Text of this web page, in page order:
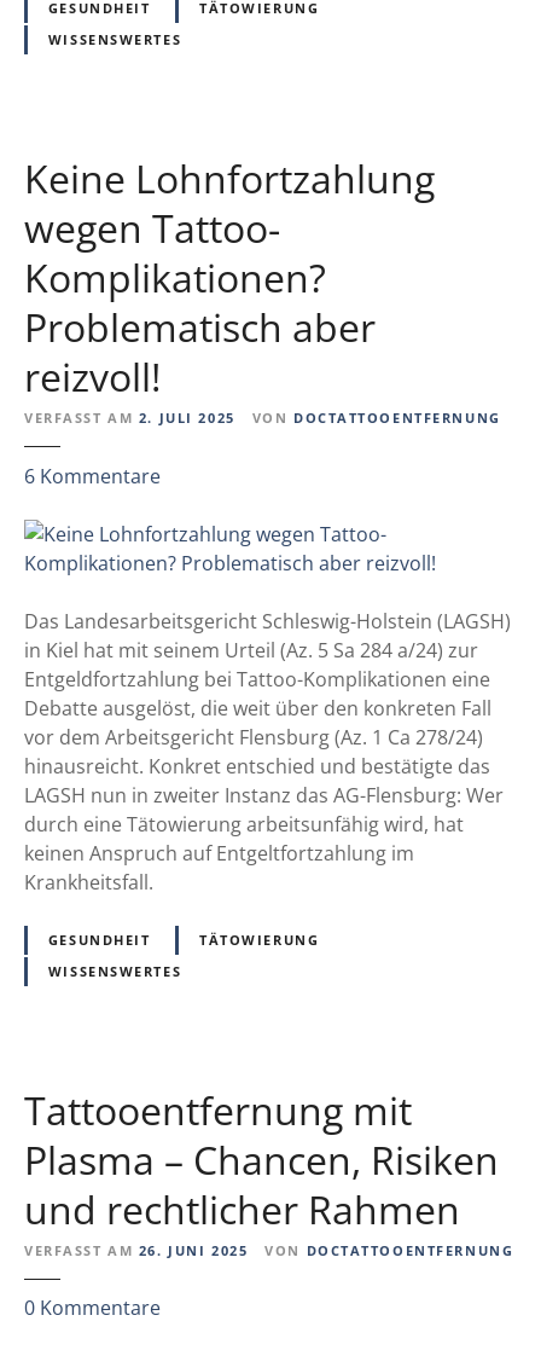
u
t
v
o
r
h
e
n
c
h
e
-
F
o
t
o
s
b
e
i
u
n
e
k
t
i
n
o
A
u
g
e
GESUNDHEIT
TÄTOWIERUNG
WISSENSWERTES
Keine Lohnfortzahlung
wegen Tattoo-
Komplikationen?
Problematisch aber
reizvoll!
VERFASST AM 2. JULI 2025 VON DOCTATTOOENTFERNUNG
6 Kommentarez
K
e
n
e
L
o
h
n
f
o
r
h
w
g
e
n
T
t
Das Landesarbeitsgericht Schleswig-Holstein (LAGSH)
in Kiel hat mit seinem Urteil (Az. 5 Sa 284 a/24) zur
Entgeldfortzahlung bei Tattoo-Komplikationen eine
Debatte ausgelöst, die weit über den konkreten Fall
vor dem Arbeitsgericht Flensburg (Az. 1 Ca 278/24)
hinausreicht. Konkret entschied und bestätigte das
LAGSH nun in zweiter Instanz das AG-Flensburg: Wer
durch eine Tätowierung arbeitsunfähig wird, hat
keinen Anspruch auf Entgeltfortzahlung im
Krankheitsfall.
GESUNDHEIT
TÄTOWIERUNG
WISSENSWERTES
Tattooentfernung mit
Plasma – Chancen, Risiken
und rechtlicher Rahmen
VERFASST AM 26. JUNI 2025 VON DOCTATTOOENTFERNUNG
0 Kommentarez